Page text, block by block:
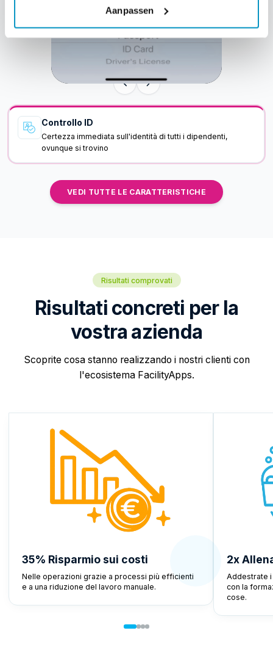
Aanpassen
3 di 4
Controllo ID
Certezza immediata sull'identità di tutti i dipendenti,
ovunque si trovino
VEDI TUTTE LE CARATTERISTICHE
Risultati comprovati
Risultati concreti per la
vostra azienda
Scoprite cosa stanno realizzando i nostri clienti con
l'ecosistema FacilityApps.
35% Risparmio sui costi
Nelle operazioni grazie a processi più efficienti
e a una riduzione del lavoro manuale.
2x
Addestrate
con la
cose.